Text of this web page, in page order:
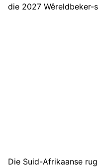
die 2027 Wêreldbeker-
Die Suid-Afrikaanse